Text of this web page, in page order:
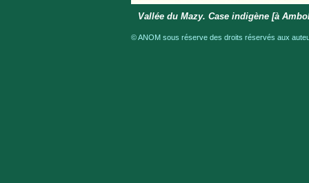
Vallée du Mazy. Case indigène [à
© ANOM sous réserve des droits réservés aux